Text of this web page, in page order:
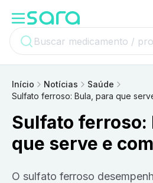
Início Notícias
Saúde
Sulfato ferroso: Bula, para que
Sulfato ferroso:
que serve e
O sulfato ferroso desempenha um papel